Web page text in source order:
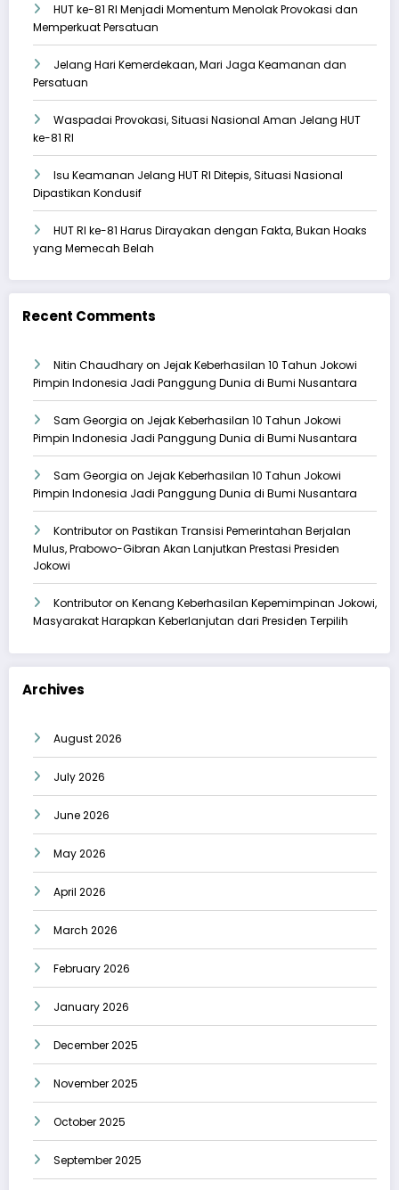
HUT ke-81 RI Menjadi Momentum Menolak Provokasi dan
Memperkuat Persatuan
Jelang Hari Kemerdekaan, Mari Jaga Keamanan dan
Persatuan
Waspadai Provokasi, Situasi Nasional Aman Jelang HUT
ke-81 RI
Isu Keamanan Jelang HUT RI Ditepis, Situasi Nasional
Dipastikan Kondusif
HUT RI ke-81 Harus Dirayakan dengan Fakta, Bukan Hoaks
yang Memecah Belah
Recent Comments
Nitin Chaudharyon Jejak Keberhasilan 10 Tahun Jokowi
Pimpin Indonesia Jadi Panggung Dunia di Bumi Nusantara
Sam Georgia on Jejak Keberhasilan 10 Tahun Jokowi
Pimpin Indonesia Jadi Panggung Dunia di Bumi Nusantara
Sam Georgia on Jejak Keberhasilan 10 Tahun Jokowi
Pimpin Indonesia Jadi Panggung Dunia di Bumi Nusantara
Kontributoron Pastikan Transisi Pemerintahan Berjalan
Mulus, Prabowo-Gibran Akan Lanjutkan Prestasi Presiden
Jokowi
Kontributoron Kenang Keberhasilan Kepemimpinan Jokowi,
Masyarakat Harapkan Keberlanjutan dari Presiden Terpilih
Archives
August 2026
July 2026
June 2026
May 2026
April 2026
March 2026
February 2026
January 2026
December 2025
November 2025
October 2025
September 2025